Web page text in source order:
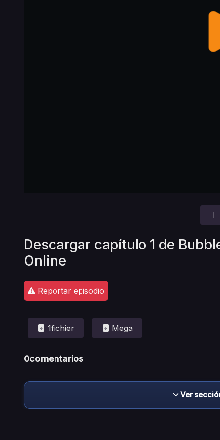
Descargar capítulo 1 de
Online
Reportar episodio
1fichier Mega
0comentarios
Ver